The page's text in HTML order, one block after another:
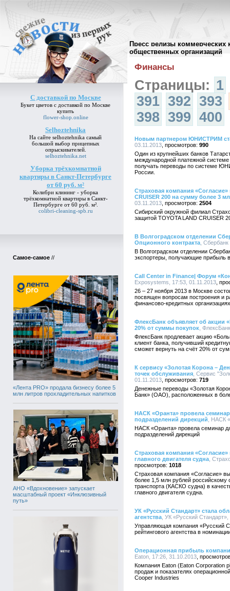
Пресс релизы коммерческих
общественных организаций
С доставкой по Москве
Букет цветов с доставкой по Москве
купить
flower-shop.online
Selhoztehnika
На сайте selhoztehnika самый
большой выбор прицепных
опрыскивателей.
selhoztehnika.net
Уборка трёхкомнатной
квартиры в Санкт-Петербурге
от 60 руб. м²
Колибри клининг - уборка
трёхкомнатной квартиры в Санкт-
Петербурге от 60 руб. м².
colibri-cleaning-spb.ru
Самое-самое //
«Лента PRO» продала бизнесу более 5
млн литров прохладительных напитков
АНО «Вдохновение» запускает
масштабный проект «Инклюзивный
путь»
Архив пресс-релизов//
Финансы
Страницы: 1
391 392 393
398 399 400
Новым партнером ЮНИСТРИМ
03.11.2013
990
Один из крупнейших банков
международной платежной
получать переводы по системе
России.
Страховая компания
CRUISER 200 на сумму более 3
03.11.2013
2504
Сибирский окружной филиал
защитой TOYOTA LAND CRUISER
В Волгоградском отделении
Опционного контракта ,
В Волгоградском отделении
экспортеры, получающие прибыль
Call Center in Finance| Форум
Exposystems, 17:53, 01.11.2013
26 – 27 ноября 2013 в Москве
посвящен вопросам построения и
финансово-кредитных
ФлексБанк объявляет об акции
20% от суммы покупок ,
ФлексБанк продлевает акцию
клиент банка, получивший
сможет вернуть на счёт 20% от
К сервису «Золотая Корона –
точек обслуживания , Сервис
01.11.2013
719
Денежные переводы «Золотая
Банк» (ОАО), расположенных в
НАСК «Оранта» провела
подразделений дирекций , НАСК
НАСК «Оранта» провела семинар
подразделений дирекций
Страховая компания
главного двигателя судна ,
1018
Страховая компания «Согласие»
более 1,5 млн рублей российскому
транспорта (КАСКО судна) в
главного двигателя судна.
УК «Русский Стандарт» стала
агентства , УК «Русский
Управляющая компания «Русский
рейтингового агентства в
Операционная прибыль
Eaton, 17:26, 31.10.2013
Компания Eaton (Eaton Corporation
продаж и показателях
Cooper Industries